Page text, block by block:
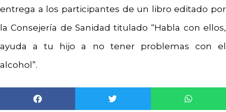
entrega a los participantes de un libro editado por
la Consejería de Sanidad titulado “Habla con ellos,
ayuda a tu hijo a no tener problemas con el
alcohol”.